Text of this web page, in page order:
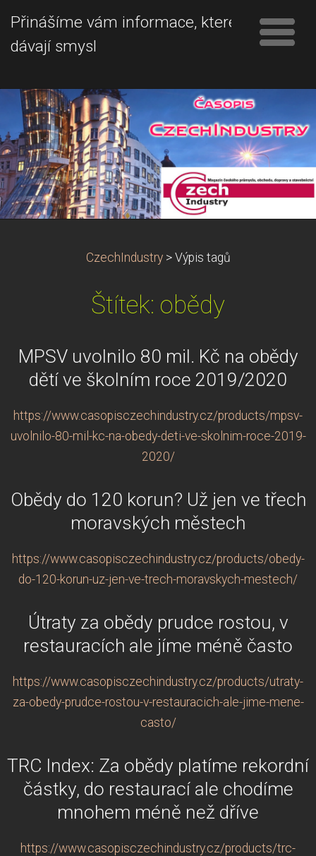
Přinášíme vám informace, které
dávají smysl
CzechIndustry > Výpis tagů
Štítek: obědy
MPSV uvolnilo 80 mil. Kč na obědy
dětí ve školním roce 2019/2020
https://www.casopisczechindustry.cz/products/mpsv-
uvolnilo-80-mil-kc-na-obedy-deti-ve-skolnim-roce-2019-
2020/
Obědy do 120 korun? Už jen ve třech
moravských městech
https://www.casopisczechindustry.cz/products/obedy-
do-120-korun-uz-jen-ve-trech-moravskych-mestech/
Útraty za obědy prudce rostou, v
restauracích ale jíme méně často
https://www.casopisczechindustry.cz/products/utraty-
za-obedy-prudce-rostou-v-restauracich-ale-jime-mene-
casto/
TRC Index: Za obědy platíme rekordní
částky, do restaurací ale chodíme
mnohem méně než dříve
https://www.casopisczechindustry.cz/products/trc-